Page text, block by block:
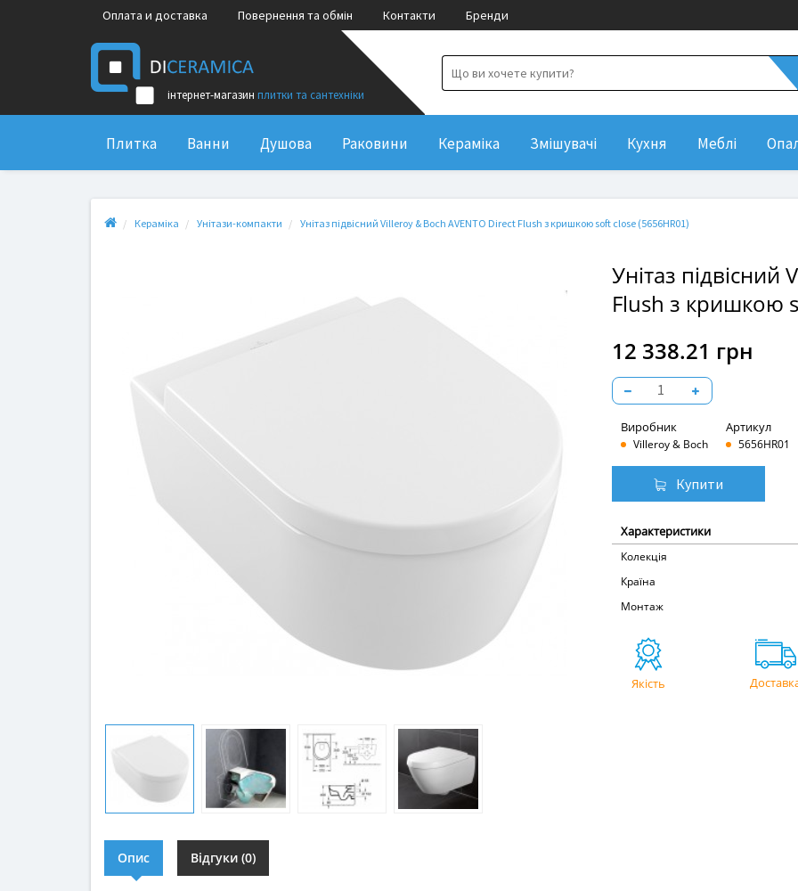
Оплата и доставка Повернення та обмін Контакти Бренди
інтернет-магазин плитки та сантехніки
Плитка Ванни Душова Раковини Кераміка Змішувачі Кухня Меблі
Кераміка Унітази-компакти Унітаз підвісний Villeroy & Boch AVENTO Direct Flush з кришкою soft close (5656HR01)
Унітаз
Flush з кришкою
12 338.21 грн
Виробник
Villeroy & Boch
Артикул
5656HR01
Купити
Характеристики
Колекція
Країна
Монтаж
Якість
Опис Відгуки (0)